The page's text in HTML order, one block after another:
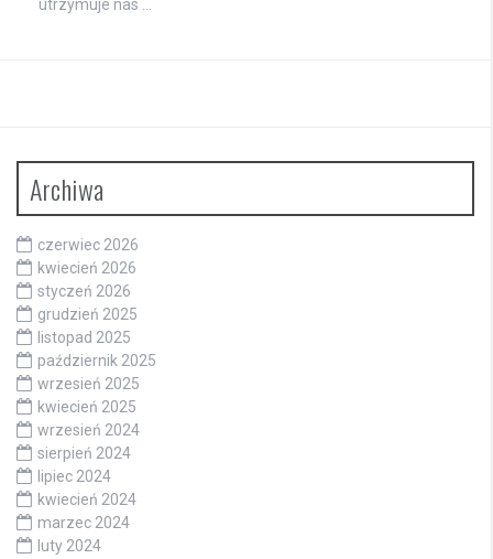
utrzymuje nas …
Archiwa
czerwiec 2026
kwiecień 2026
styczeń 2026
grudzień 2025
listopad 2025
październik 2025
wrzesień 2025
kwiecień 2025
wrzesień 2024
sierpień 2024
lipiec 2024
kwiecień 2024
marzec 2024
luty 2024